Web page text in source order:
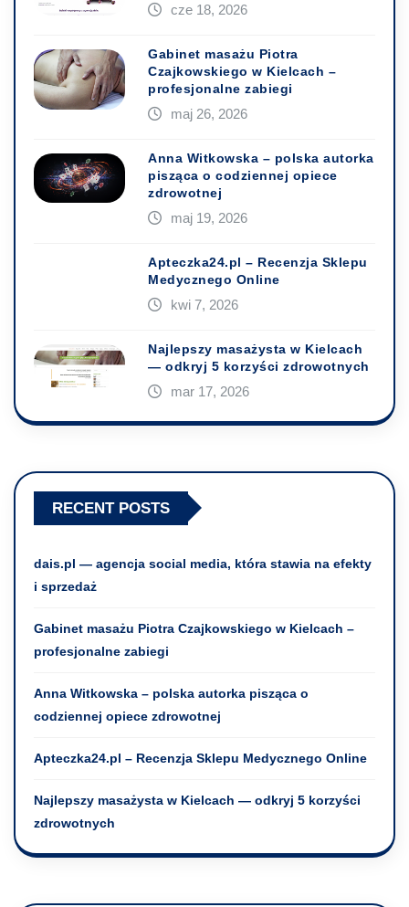
cze 18, 2026
Gabinet masażu Piotra
Czajkowskiego w Kielcach –
profesjonalne zabiegi
maj 26, 2026
Anna Witkowska – polska autorka
pisząca o codziennej opiece
zdrowotnej
maj 19, 2026
Apteczka24.pl – Recenzja Sklepu
Medycznego Online
kwi 7, 2026
Najlepszy masażysta w Kielcach
— odkryj 5 korzyści zdrowotnych
mar 17, 2026
RECENT POSTS
dais.pl — agencja social media, która stawia na efekty
i sprzedaż
Gabinet masażu Piotra Czajkowskiego w Kielcach –
profesjonalne zabiegi
Anna Witkowska – polska autorka pisząca o
codziennej opiece zdrowotnej
Apteczka24.pl – Recenzja Sklepu Medycznego Online
Najlepszy masażysta w Kielcach — odkryj 5 korzyści
zdrowotnych